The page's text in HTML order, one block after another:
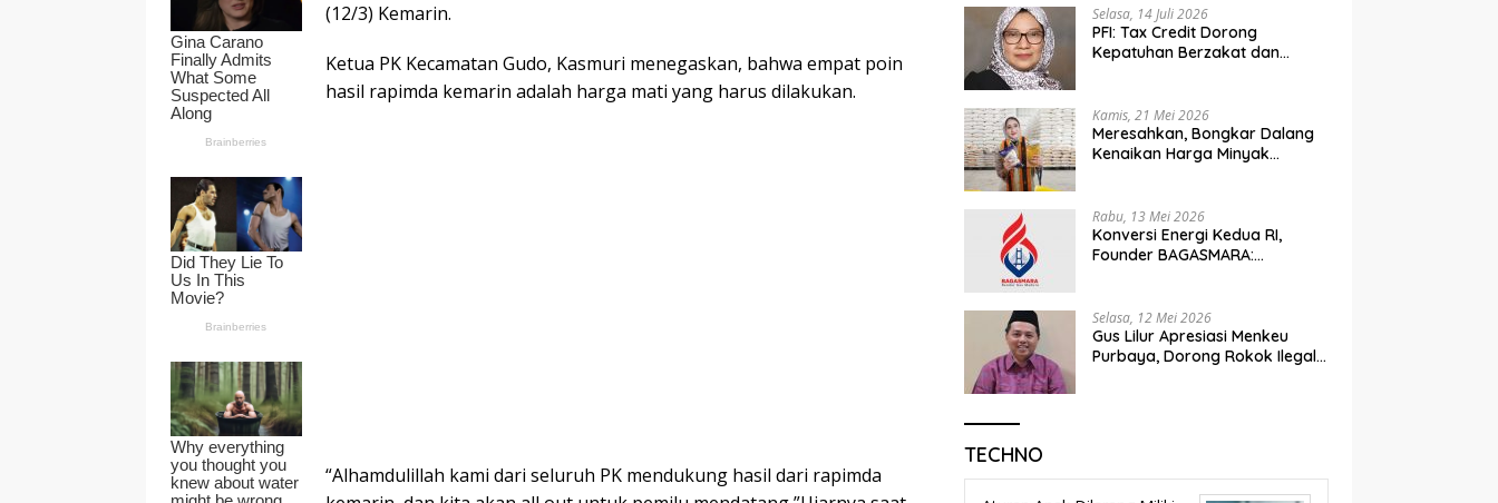
(12/3) Kemarin.
Ketua PK Kecamatan Gudo, Kasmuri menegaskan, bahwa empat poin
hasil rapimda kemarin adalah harga mati yang harus dilakukan.
“Alhamdulillah kami dari seluruh PK mendukung hasil dari rapimda
Selasa, 14 Juli 2026
PFI: Tax Credit Dorong
Kepatuhan Berzakat dan
Kamis, 21 Mei 2026
Meresahkan, Bongkar Dalang
Kenaikan Harga Minyak
Rabu, 13 Mei 2026
Konversi Energi Kedua RI,
Founder BAGASMARA:
Selasa, 12 Mei 2026
Gus Lilur Apresiasi Menkeu
Purbaya, Dorong Rokok Ilegal
TECHNO